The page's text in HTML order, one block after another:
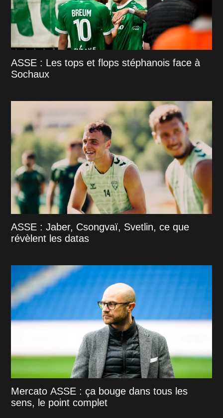
ASSE : Les tops et flops stéphanois face à
Sochaux
ASSE : Jaber, Csongvaï, Svetlin, ce que
révèlent les datas
Mercato ASSE : ça bouge dans tous les
sens, le point complet